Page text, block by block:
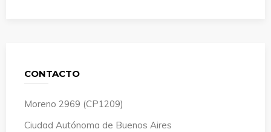
CONTACTO
Moreno 2969 (CP1209)
Ciudad Autónoma de Buenos Aires